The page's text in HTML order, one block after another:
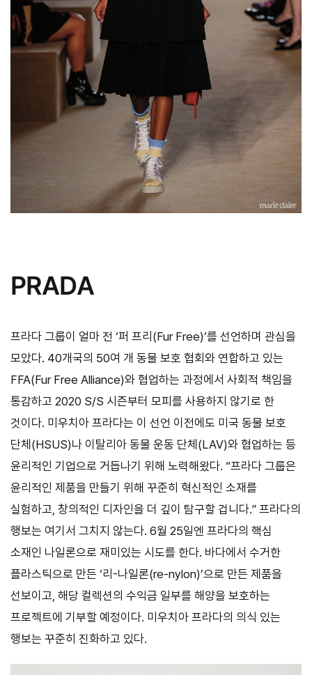
PRADA
프라다 그룹이 얼마 전 ‘퍼 프리(Fur Free)’를 선언하며 관심을
모았다. 40개국의 50여 개 동물 보호 협회와 연합하고 있는
FFA(Fur Free Alliance)와 협업하는 과정에서 사회적 책임을
통감하고 2020 S/S 시즌부터 모피를 사용하지 않기로 한
것이다. 미우치아 프라다는 이 선언 이전에도 미국 동물 보호
단체(HSUS)나 이탈리아 동물 운동 단체(LAV)와 협업하는 등
윤리적인 기업으로 거듭나기 위해 노력해왔다. “프라다 그룹은
윤리적인 제품을 만들기 위해 꾸준히 혁신적인 소재를
실험하고, 창의적인 디자인을 더 깊이 탐구할 겁니다.” 프라다의
행보는 여기서 그치지 않는다. 6월 25일엔 프라다의 핵심
소재인 나일론으로 재미있는 시도를 한다. 바다에서 수거한
플라스틱으로 만든 ‘리-나일론(re-nylon)’으로 만든 제품을
선보이고, 해당 컬렉션의 수익금 일부를 해양을 보호하는
프로젝트에 기부할 예정이다. 미우치아 프라다의 의식 있는
행보는 꾸준히 진화하고 있다.